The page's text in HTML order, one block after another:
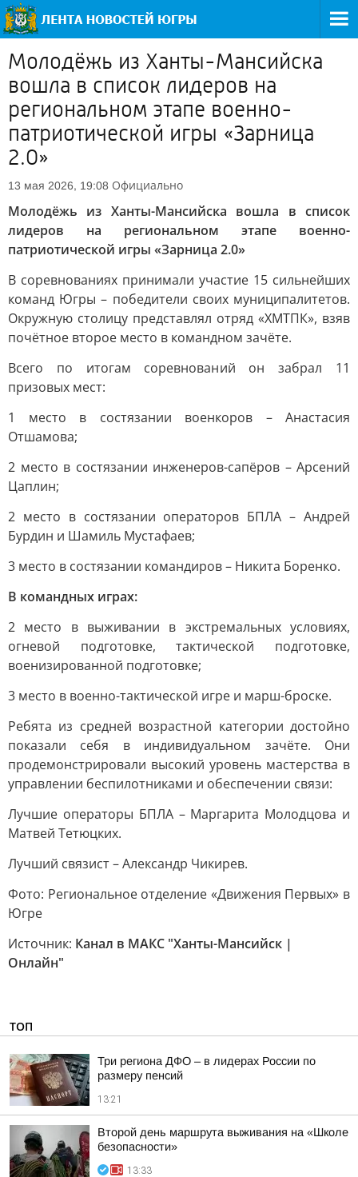
Молодёжь из Ханты-Мансийска
вошла в список лидеров на
региональном этапе военно-
патриотической игры «Зарница
2.0»
13 мая 2026, 19:08 Официально
Молодёжь из Ханты-Мансийска вошла в список
лидеров на региональном этапе военно-
патриотической игры «Зарница 2.0»
В соревнованиях принимали участие 15 сильнейших
команд Югры – победители своих муниципалитетов.
Окружную столицу представлял отряд «ХМТПК», взяв
почётное второе место в командном зачёте.
Всего по итогам соревнований он забрал 11
призовых мест:
1 место в состязании военкоров – Анастасия
Отшамова;
2 место в состязании инженеров-сапёров – Арсений
Цаплин;
2 место в состязании операторов БПЛА – Андрей
Бурдин и Шамиль Мустафаев;
3 место в состязании командиров – Никита Боренко.
В командных играх:
2 место в выживании в экстремальных условиях,
огневой подготовке, тактической подготовке,
военизированной подготовке;
3 место в военно-тактической игре и марш-броске.
Ребята из средней возрастной категории достойно
показали себя в индивидуальном зачёте. Они
продемонстрировали высокий уровень мастерства в
управлении беспилотниками и обеспечении связи:
Лучшие операторы БПЛА – Маргарита Молодцова и
Матвей Тетюцких.
Лучший связист – Александр Чикирев.
Фото: Региональное отделение «Движения Первых» в
Югре
Источник: Канал в МАКС "Ханты-Мансийск |
Онлайн"
ТОП
Три региона ДФО – в лидерах России по
размеру пенсий
13:21
Второй день маршрута выживания на «Школе
безопасности»
13:33